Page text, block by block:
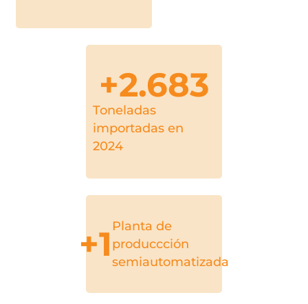
Toneladas
importadas en
2024
+2.683
Planta de
produccción
semiautomatizada
+1